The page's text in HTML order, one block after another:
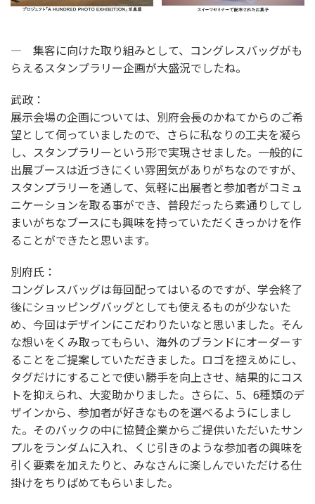
― 集客に向けた取り組みとして、コングレスバッグがも
らえるスタンプラリー企画が大盛況でしたね。
武政：
展示会場の企画については、別府会長のかねてからのご希
望として伺っていましたので、さらに私なりの工夫を凝ら
し、スタンプラリーという形で実現させました。一般的に
出展ブースは近づきにくい雰囲気がありがちなのですが、
スタンプラリーを通して、気軽に出展者と参加者がコミュ
ニケーションを取る事ができ、普段だったら素通りしてし
まいがちなブースにも興味を持っていただくきっかけを作
ることができたと思います。
別府氏：
コングレスバッグは毎回配ってはいるのですが、学会終了
後にショッピングバッグとしても使えるものが少ないた
め、今回はデザインにこだわりたいなと思いました。そん
な想いをくみ取ってもらい、海外のブランドにオーダーす
ることをご提案していただきました。ロゴを控えめにし、
タグだけにすることで使い勝手を向上させ、結果的にコス
トを抑えられ、大変助かりました。さらに、5、6種類のデ
ザインから、参加者が好きなものを選べるようにしまし
た。そのバックの中に協賛企業からご提供いただいたサン
プルをランダムに入れ、くじ引きのような参加者の興味を
引く要素を加えたりと、みなさんに楽しんでいただける仕
掛けをちりばめてもらいました。